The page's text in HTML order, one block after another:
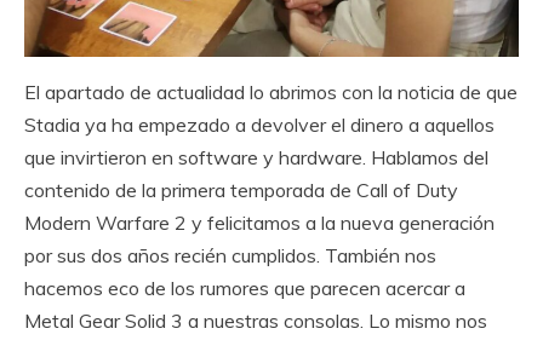
El apartado de actualidad lo abrimos con la noticia de que
Stadia ya ha empezado a devolver el dinero a aquellos
que invirtieron en software y hardware. Hablamos del
contenido de la primera temporada de Call of Duty
Modern Warfare 2 y felicitamos a la nueva generación
por sus dos años recién cumplidos. También nos
hacemos eco de los rumores que parecen acercar a
Metal Gear Solid 3 a nuestras consolas. Lo mismo nos